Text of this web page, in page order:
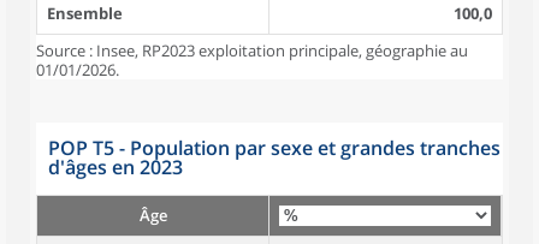
Ensemble
100,0
Source : Insee, RP2023 exploitation principale, géographie au
01/01/2026.
POP T5 - Population par sexe et grandes tranches
d'âges en 2023
Âge